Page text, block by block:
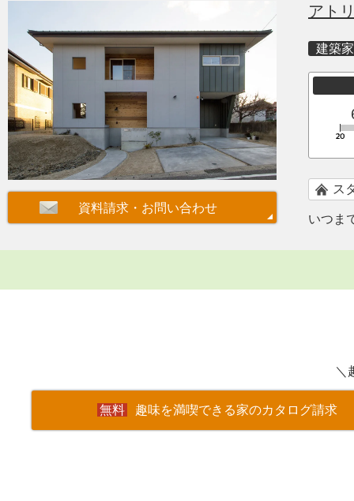
アト
建築家
ス
いつま
＼
趣味を満喫できる家のカタログ請求